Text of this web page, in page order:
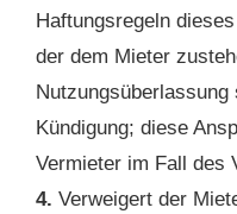
Haftungsregeln
der dem Mieter
Kündigung; diese
Vermieter im Fall des
4. Verweigert der